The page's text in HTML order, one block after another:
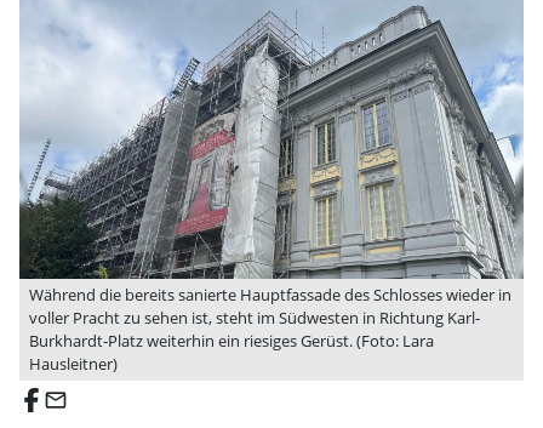
Während die bereits sanierte Hauptfassade des Schlosses wieder in
voller Pracht zu sehen ist, steht im Südwesten in Richtung Karl-
Burkhardt-Platz weiterhin ein riesiges Gerüst. (Foto: Lara
Hausleitner)
email